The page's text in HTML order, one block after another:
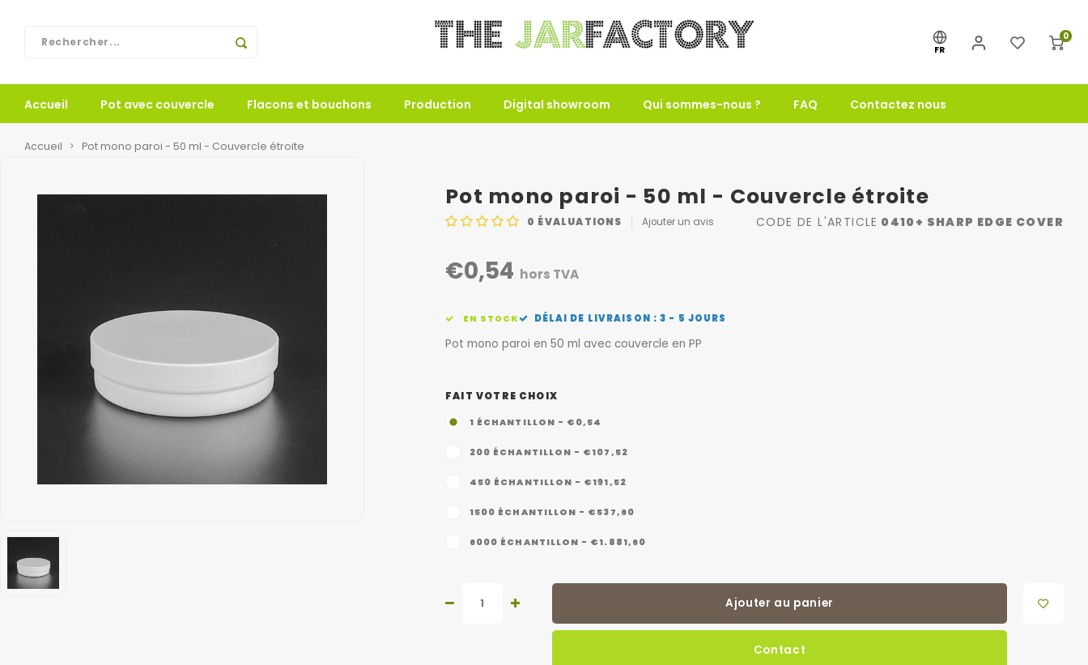
FR
0
Accueil Pot avec couvercle Flacons et bouchons Production Digital showroom Qui sommes-nous ? FAQ Contactez nous
Accueil Pot mono paroi - 50 ml - Couvercle étroite
Pot mono paroi - 50 ml - Couvercle étroite
0 ÉVALUATIONS Ajouter un avis CODE DE L'ARTICLE 0410+ SHARP EDGE COVER
€0,54 hors TVA
EN STOCK DÉLAI DE LIVRAISON : 3 - 5 JOURS
Pot mono paroi en 50 ml avec couvercle en PP
FAIT VOTRE CHOIX
1 ÉCHANTILLON - €0,54
200 ÉCHANTILLON - €107,52
450 ÉCHANTILLON - €191,52
1500 ÉCHANTILLON - €537,60
6000 ÉCHANTILLON - €1.881,60
Ajouter au panier
Contact